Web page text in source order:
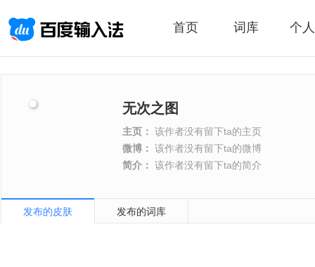
首页 词库 个
无次之图
主页： 该作者没有留下ta的主页
微博： 该作者没有留下ta的微博
简介： 该作者没有留下ta的简介
发布的皮肤 发布的词库